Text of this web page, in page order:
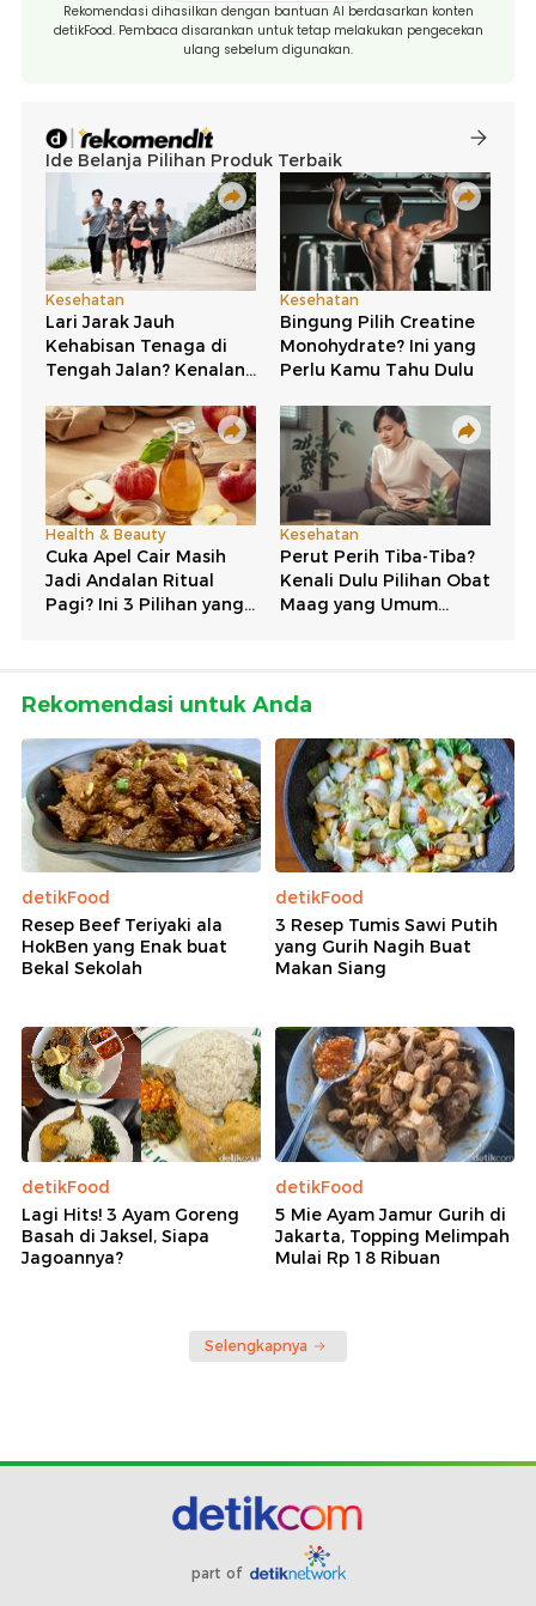
Rekomendasi dihasilkan dengan bantuan AI berdasarkan konten
detikFood. Pembaca disarankan untuk tetap melakukan pengecekan
ulang sebelum digunakan.
Rekomendasi untuk Anda
detikFood
Resep Beef Teriyaki ala
HokBen yang Enak buat
Bekal Sekolah
detikFood
3 Resep Tumis Sawi Putih
yang Gurih Nagih Buat
Makan Siang
detikFood
Lagi Hits! 3 Ayam Goreng
Basah di Jaksel, Siapa
Jagoannya?
detikFood
5 Mie Ayam Jamur Gurih di
Jakarta, Topping Melimpah
Mulai Rp 18 Ribuan
Selengkapnya
part of